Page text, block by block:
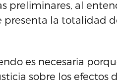
preliminares, al
presenta la totalidad
es necesaria
sobre los efectos